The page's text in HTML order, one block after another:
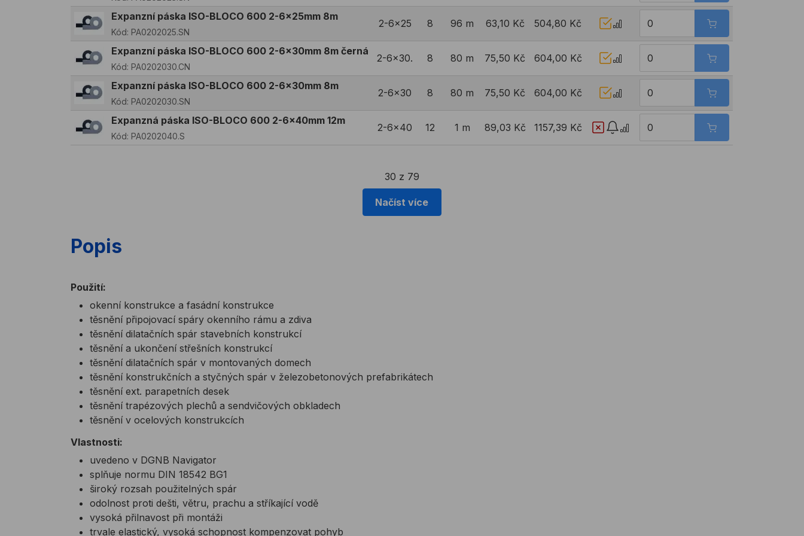
Expanzní páska ISO-BLOCO 600 2-6x25mm 8m
Kód: PA0202025.SN
2-6x25 8 96 m 63,10 Kč 504,80 Kč
Expanzní páska ISO-BLOCO 600 2-6x30mm 8m černá
Kód: PA0202030.CN
2-6x30. 8 80 m 75,50 Kč 604,00 Kč
Expanzní páska ISO-BLOCO 600 2-6x30mm 8m
Kód: PA0202030.SN
2-6x30 8 80 m 75,50 Kč 604,00 Kč
Expanzná páska ISO-BLOCO 600 2-6x40mm 12m
Kód: PA0202040.S
2-6x40 12 1 m 89,03 Kč 1157,39 Kč
30 z 79
Načíst více
Popis
Použití:
okenní konstrukce a fasádní konstrukce
těsnění připojovací spáry okenního rámu a zdiva
těsnění dilatačních spár stavebních konstrukcí
těsnění a ukončení střešních konstrukcí
těsnění dilatačních spár v montovaných domech
těsnění konstrukčních a styčných spár v železobetonových prefabrikátech
těsnění ext. parapetních desek
těsnění trapézových plechů a sendvičových obkladech
těsnění v ocelových konstrukcích
Vlastnosti:
uvedeno v DGNB Navigator
splňuje normu DIN 18542 BG1
široký rozsah použitelných spár
odolnost proti dešti, větru, prachu a stříkající vodě
vysoká přilnavost při montáži
trvale elastický, vysoká schopnost kompenzovat pohyb